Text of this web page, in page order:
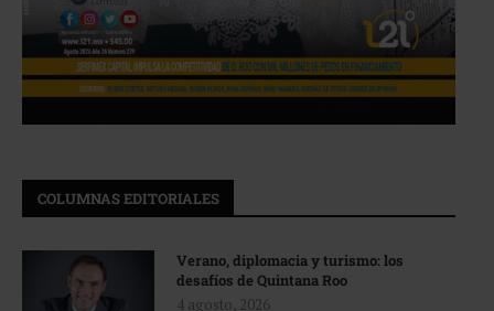
COLUMNAS EDITORIALES
Verano, diplomacia y turismo: los
desafíos de Quintana Roo
4 agosto, 2026